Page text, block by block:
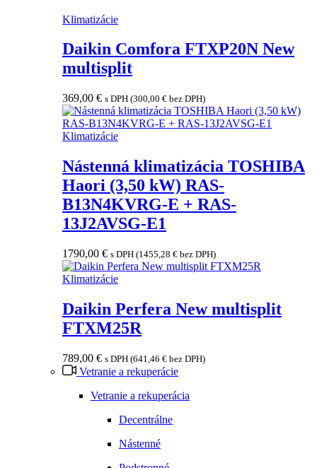
Klimatizácie
Daikin Comfora FTXP20N New
multisplit
369,00 € s DPH (300,00 € bez DPH)
Klimatizácie
Nástenná klimatizácia TOSHIBA
Haori (3,50 kW) RAS-
B13N4KVRG-E + RAS-
13J2AVSG-E1
1790,00 € s DPH (1455,28 € bez DPH)
Klimatizácie
Daikin Perfera New multisplit
FTXM25R
789,00 € s DPH (641,46 € bez DPH)
Vetranie a rekuperácie
Vetranie a rekuperácia
Decentrálne
Nástenné